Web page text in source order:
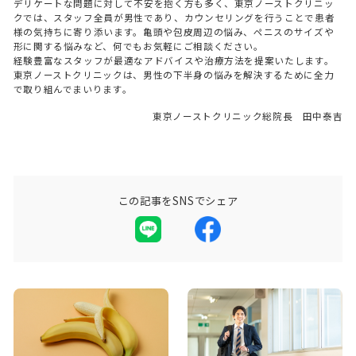
デリケートな問題に対して不安を抱く方も多く、東京ノーストクリニッ
クでは、スタッフ全員が男性であり、カウンセリングを行うことで患者
様の気持ちに寄り添います。亀頭や包皮周辺の悩み、ペニスのサイズや
形に関する悩みなど、何でもお気軽にご相談ください。
経験豊富なスタッフが最適なアドバイスや治療方法を提案いたします。
東京ノーストクリニックは、男性の下半身の悩みを解決するために全力
で取り組んでまいります。
東京ノーストクリニック総院長 田中泰吉
この記事をSNSでシェア